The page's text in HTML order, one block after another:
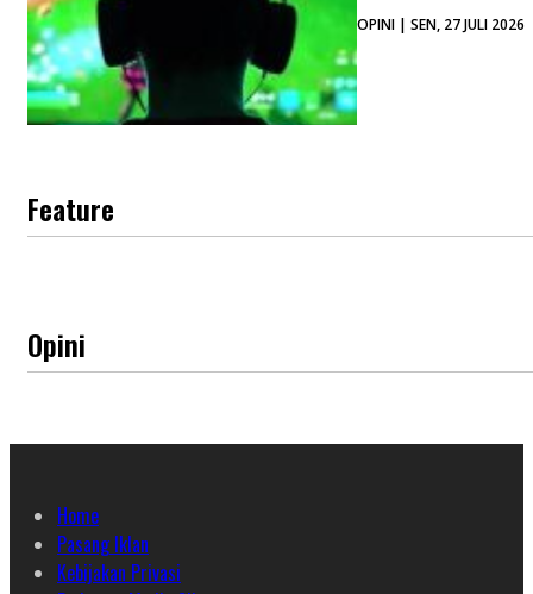
OPINI | SEN, 27 JULI 2026
Feature
Opini
Home
Pasang Iklan
Kebijakan Privasi